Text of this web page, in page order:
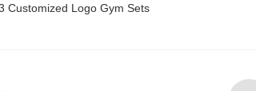
Customized Logo Gym Sets